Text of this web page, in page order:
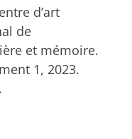
d’art
de
et mémoire.
1, 2023.